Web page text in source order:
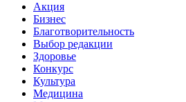
Акция
Бизнес
Благотворительность
Выбор редакции
Здоровье
Конкурс
Культура
Медицина